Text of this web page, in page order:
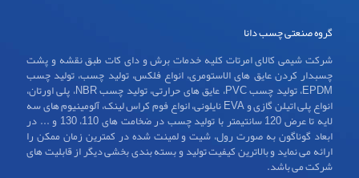
گروه صنعتی چسب دانا
شرکت شیمی کالای امرتات کلیه خدمات برش و دای کات طبق نقشه و پشت
چسبدار کردن عایق های الاستومری، انواع فلکس، تولید چسب، تولید چسب
EPDM، تولید چسب PVC، عایق های حرارتی، تولید چسب NBR، پلی اورتان،
انواع پلی اتیلن گازی و EVA نایلونی، انواع فوم کراس لینک، آلومینیوم های سه
لایه تا عرض 120 سانتیمتر با تولید چسب در ضخامت های 110، 130 و ... در
ابعاد گوناگون به صورت رول، شیت و لمینت شده در کمترین زمان ممکن را
ارائه می نماید و بالاترین کیفیت تولید و بسته بندی بخشی دیگر از قابلیت های
شرکت می باشد.